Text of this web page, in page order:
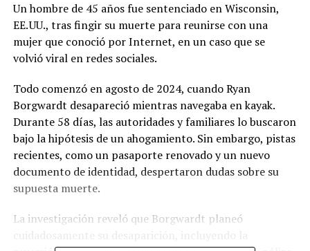
Un hombre de 45 años fue sentenciado en Wisconsin,
EE. UU., tras fingir su muerte para reunirse con una
mujer que conoció por Internet, en un caso que se
volvió viral en redes sociales.
Todo comenzó en agosto de 2024, cuando Ryan
Borgwardt desapareció mientras navegaba en kayak.
Durante 58 días, las autoridades y familiares lo buscaron
bajo la hipótesis de un ahogamiento. Sin embargo, pistas
recientes, como un pasaporte renovado y un nuevo
documento de identidad, despertaron dudas sobre su
supuesta muerte.
La investigación reveló que Borgwardt planeó